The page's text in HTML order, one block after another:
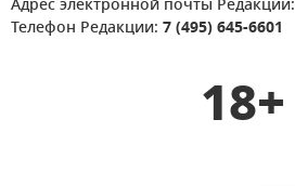
Адрес электронной почты Редакции:
Телефон Редакции: 7 (495) 645-6601
18+